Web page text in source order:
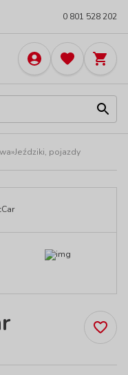
0 801 528 202
»Jeździki, pojazdy